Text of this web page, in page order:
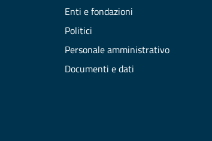
Enti e fondazioni
Politici
Personale amministrativo
Documenti e dati